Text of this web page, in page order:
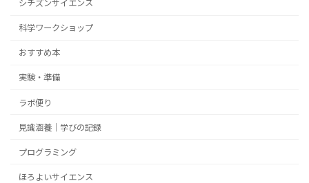
シチズンサイエンス
科学ワークショップ
おすすめ本
実験・準備
ラボ便り
見識涵養｜学びの記録
プログラミング
ほろよいサイエンス